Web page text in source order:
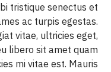
tristique senectus et
ac turpis egestas.
vitae, ultricies eget,
libero sit amet quam
mi vitae est. Mauris